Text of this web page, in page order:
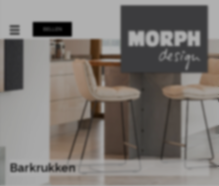
BELLEN
Barkrukken